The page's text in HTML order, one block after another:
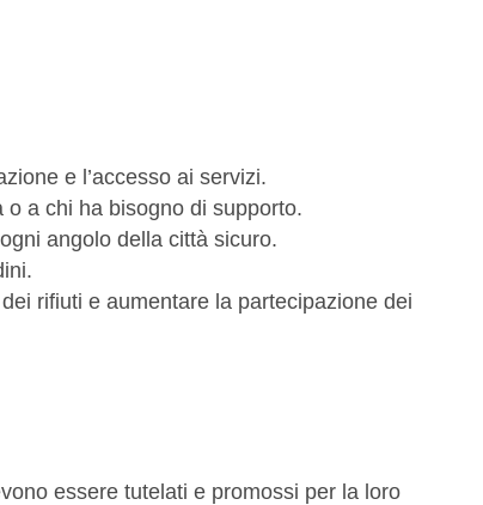
e l’accesso ai servizi.
a chi ha bisogno di supporto.
angolo della città sicuro.
rifiuti e aumentare la partecipazione dei
essere tutelati e promossi per la loro